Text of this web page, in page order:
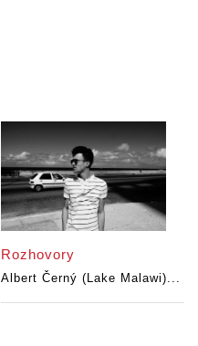
Rozhovory
Albert Černý (Lake Malawi)...